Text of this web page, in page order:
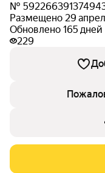
№
Размещено 29
Обновлено 165 дней
229